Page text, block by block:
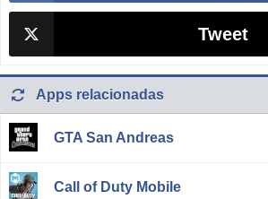
Tweet
Apps relacionadas
GTA San Andreas
Call of Duty Mobile